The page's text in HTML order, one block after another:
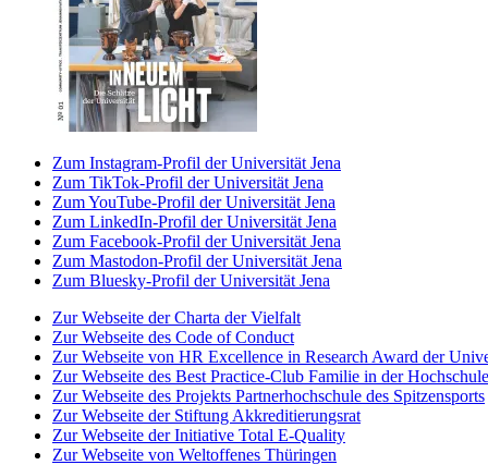
Zum Instagram-Profil der Universität Jena
Zum TikTok-Profil der Universität Jena
Zum YouTube-Profil der Universität Jena
Zum LinkedIn-Profil der Universität Jena
Zum Facebook-Profil der Universität Jena
Zum Mastodon-Profil der Universität Jena
Zum Bluesky-Profil der Universität Jena
Zur Webseite der Charta der Vielfalt
Zur Webseite des Code of Conduct
Zur Webseite von HR Excellence in Research Award der
Zur Webseite des Best Practice-Club Familie in der Hochschule
Zur Webseite des Projekts Partnerhochschule des Spitzensports
Zur Webseite der Stiftung Akkreditierungsrat
Zur Webseite der Initiative Total E-Quality
Zur Webseite von Weltoffenes Thüringen